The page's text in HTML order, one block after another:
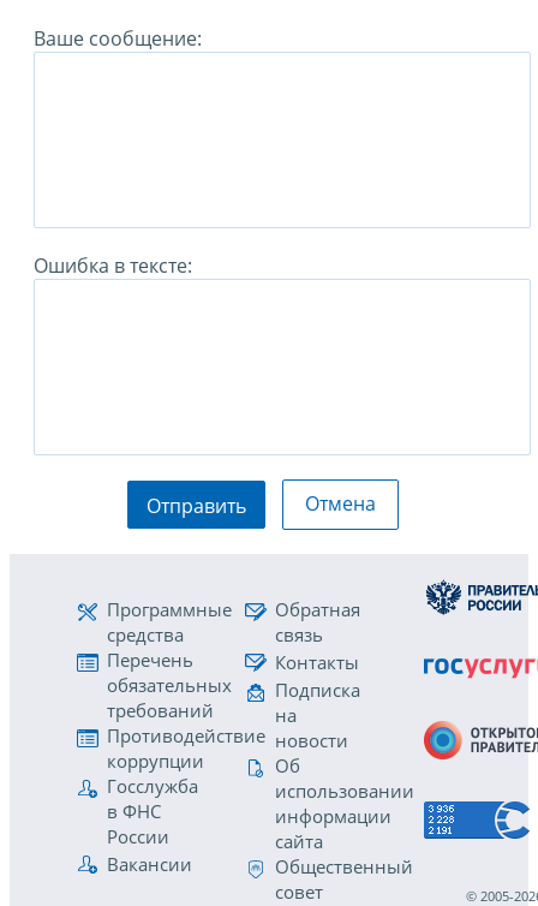
Ваше сообщение:
Ошибка в тексте:
Отправить Отмена
Программные
средства
Перечень
обязательных
требований
Противодействие
коррупции
Госслужба
в ФНС
России
Вакансии
Обратная
связь
Контакты
Подписка
на
новости
Об
использовании
информации
сайта
Общественный
совет
© 2005-